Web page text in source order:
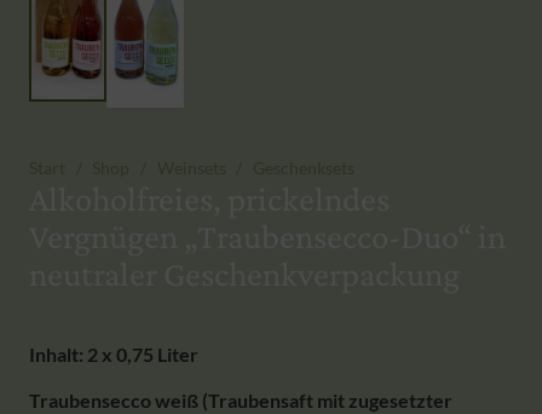
Inhalt: 2 x 0,75 Liter
Traubensecco weiß (Traubensaft mit zugesetzter